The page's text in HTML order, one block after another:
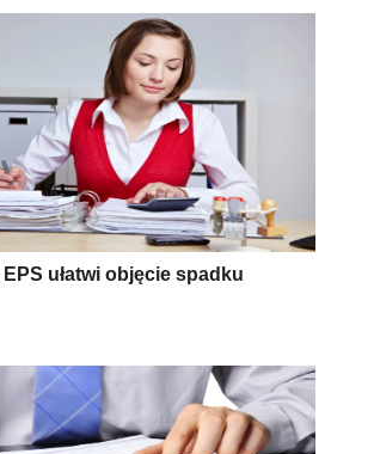
ułatwi objęcie spadku